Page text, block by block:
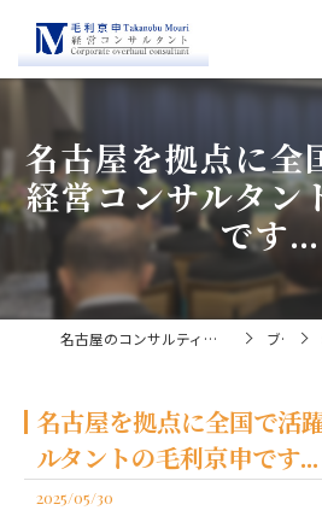
名古屋を拠点に全
経営コンサルタン
です...
名古屋のコンサルティングなら経営コンサルタント毛利京申 ブログ
名古屋を拠点に全国で活
ルタントの毛利京申です...
2025/05/30